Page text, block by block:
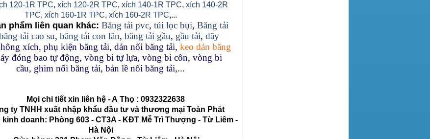
120-1R TPC, xích 120-2R TPC, xích 140-1R TPC, xích 140-2R
TPC, xích 160-1R TPC, xích 160-2R TPC,...
phẩm liên quan khác: Băng tải pvc, túi lọc bụi, Băng tải
tải cao su, băng tải con lăn, băng tải gầu, gầu tải, dây
xích, phụ kiện băng tải, dán nối băng tải, keo dán băng
đóng bao tự động, vòng bi tự lựa, vòng bi côn, vòng bi
cầu, ghim nối băng tải, bản lề nối băng tải,...
Mọi chi tiết xin liên hệ - A Thọ : 0932322638
ty TNHH xuất nhập khẩu đầu tư và thương mại Toàn Phát
doanh: Phòng 603 - CT3A - KĐT Mễ Trì Thượng - Từ Liêm -
Hà Nội